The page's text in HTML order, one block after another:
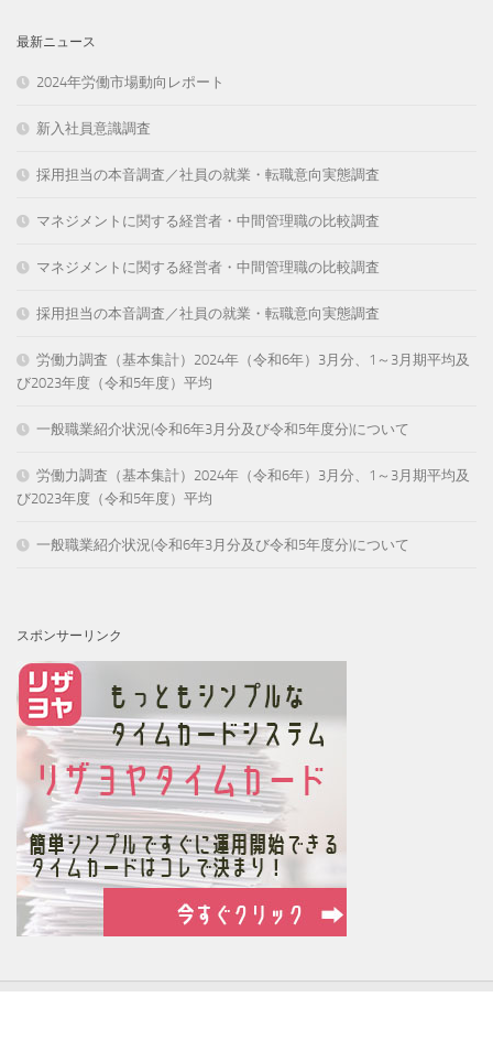
最新ニュース
2024年労働市場動向レポート
新入社員意識調査
採用担当の本音調査／社員の就業・転職意向実態調査
マネジメントに関する経営者・中間管理職の比較調査
マネジメントに関する経営者・中間管理職の比較調査
採用担当の本音調査／社員の就業・転職意向実態調査
労働力調査（基本集計）2024年（令和6年）3月分、1～3月期平均及
び2023年度（令和5年度）平均
一般職業紹介状況(令和6年3月分及び令和5年度分)について
労働力調査（基本集計）2024年（令和6年）3月分、1～3月期平均及
び2023年度（令和5年度）平均
一般職業紹介状況(令和6年3月分及び令和5年度分)について
スポンサーリンク